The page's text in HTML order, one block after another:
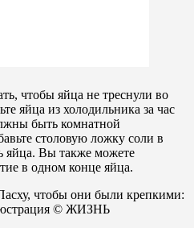
чтобы яйца не треснули во
яйца из холодильника за час
быть комнатной
столовую ложку соли в
яйца. Вы также можете
в одном конце яйца.